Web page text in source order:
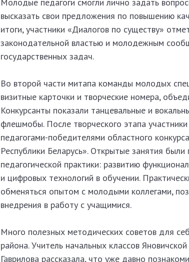
Молодые педагоги смогли лично задать
высказать свои предложения по повышению
итоги, участники «Диалогов по существу»
законодательной властью и молодежным
государственных задач.
Во второй части митапа команды молодых
визитные карточки и творческие номера,
Конкурсанты показали танцевальные и
флешмобы. После творческого этапа
педагогами-победителями областного
Республики Беларусь». Открытые занятия
педагогической практики: развитию
и цифровых технологий в обучении.
обменяться опытом с молодыми коллегами,
внедрения в работу с учащимися.
Много полезных методических советов для
района. Учитель начальных классов
Гаврилова рассказала, что уже давно